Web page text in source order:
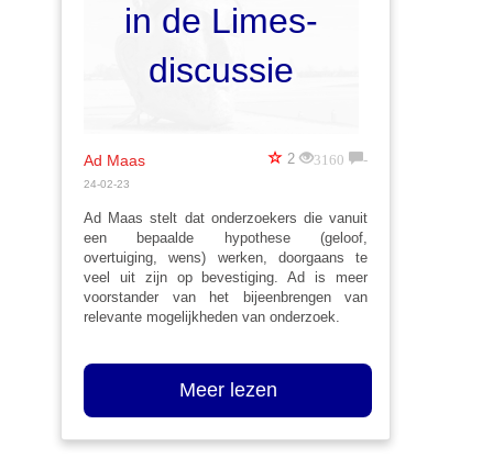
in de Limes-
discussie
Ad Maas
24-02-23
2 3160 -
Ad Maas stelt dat onderzoekers die vanuit
een bepaalde hypothese (geloof,
overtuiging, wens) werken, doorgaans te
veel uit zijn op bevestiging. Ad is meer
voorstander van het bijeenbrengen van
relevante mogelijkheden van onderzoek.
Meer lezen